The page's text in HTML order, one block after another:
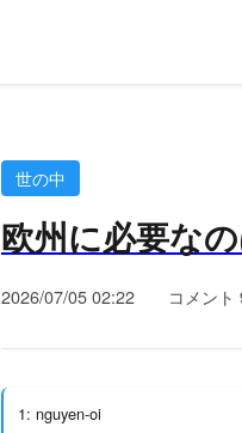
世の中
欧州に必要な
2026/07/05 02:22 コメント
1: nguyen-oi